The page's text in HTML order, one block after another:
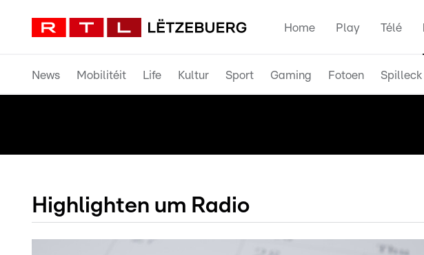
Home Play Télé
News Mobilitéit Life Kultur Sport Gaming Fotoen Spilleck
Highlighten um Radio